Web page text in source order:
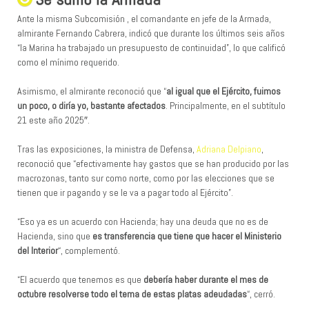
Ante la misma Subcomisión , el comandante en jefe de la Armada,
almirante Fernando Cabrera, indicó que durante los últimos seis años
“la Marina ha trabajado un presupuesto de continuidad”, lo que calificó
como el mínimo requerido.
Asimismo, el almirante reconoció que “al igual que el Ejército, fuimos
un poco, o diría yo, bastante afectados. Principalmente, en el subtítulo
21 este año 2025″.
Tras las exposiciones, la ministra de Defensa, Adriana Delpiano,
reconoció que “efectivamente hay gastos que se han producido por las
macrozonas, tanto sur como norte, como por las elecciones que se
tienen que ir pagando y se le va a pagar todo al Ejército”.
“Eso ya es un acuerdo con Hacienda; hay una deuda que no es de
Hacienda, sino que es transferencia que tiene que hacer el Ministerio
del Interior“, complementó.
“El acuerdo que tenemos es que debería haber durante el mes de
octubre resolverse todo el tema de estas platas adeudadas“, cerró.